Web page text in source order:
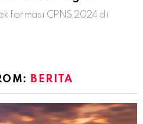
formasi CPNS 2024 di
BERITA